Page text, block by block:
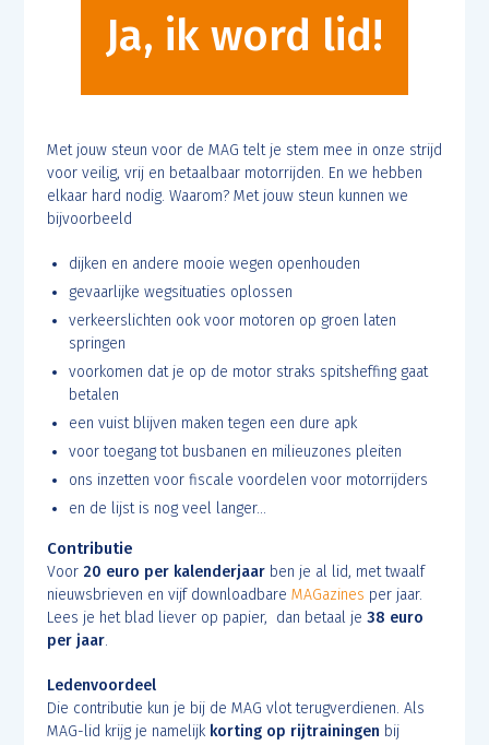
Ja, ik word lid!
Met jouw steun voor de MAG telt je stem mee in onze strijd
voor veilig, vrij en betaalbaar motorrijden. En we hebben
elkaar hard nodig. Waarom? Met jouw steun kunnen we
bijvoorbeeld
dijken en andere mooie wegen openhouden
gevaarlijke wegsituaties oplossen
verkeerslichten ook voor motoren op groen laten
springen
voorkomen dat je op de motor straks spitsheffing gaat
betalen
een vuist blijven maken tegen een dure apk
voor toegang tot busbanen en milieuzones pleiten
ons inzetten voor fiscale voordelen voor motorrijders
en de lijst is nog veel langer...
Contributie
Voor 20 euro per kalenderjaarben je al lid, met twaalf
nieuwsbrieven en vijf downloadbare MAGazines per jaar.
Lees je het blad liever op papier, dan betaal je 38 euro
per jaar.
Ledenvoordeel
Die contributie kun je bij de MAG vlot terugverdienen. Als
MAG-lid krijg je namelijk korting op rijtrainingen bij